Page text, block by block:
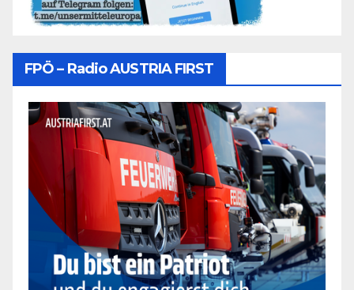
FPÖ – Radio AUSTRIA FIRST